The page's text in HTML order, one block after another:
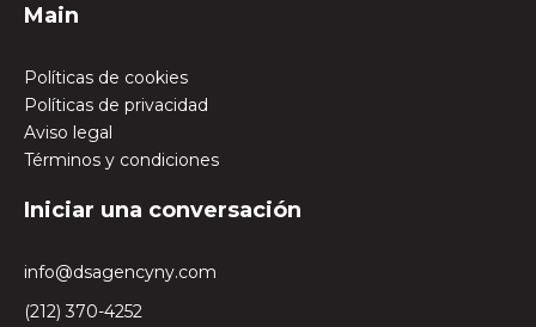
Main
Políticas de cookies
Políticas de privacidad
Aviso legal
Términos y condiciones
Iniciar una conversación
info@dsagencyny.com
(212) 370-4252